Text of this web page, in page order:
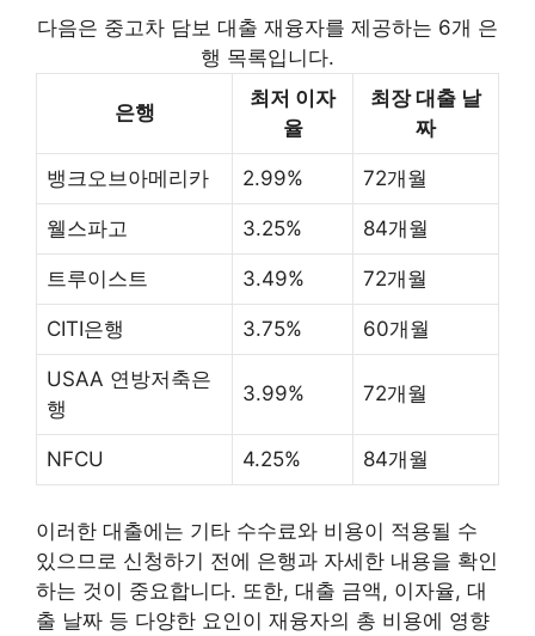
다음은 중고차 담보 대출 재융자를 제공하는 6개 은
행 목록입니다.
은행
최저 이자
율
최장 대출 날
짜
뱅크오브아메리카 2.99% 72개월
웰스파고 3.25% 84개월
트루이스트 3.49% 72개월
CITI은행 3.75% 60개월
USAA 연방저축은
행
3.99% 72개월
NFCU 4.25% 84개월
이러한 대출에는 기타 수수료와 비용이 적용될 수
있으므로 신청하기 전에 은행과 자세한 내용을 확인
하는 것이 중요합니다. 또한, 대출 금액, 이자율, 대
출 날짜 등 다양한 요인이 재융자의 총 비용에 영향